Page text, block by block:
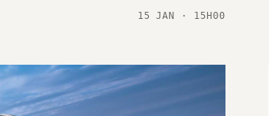
15 JAN · 15H00